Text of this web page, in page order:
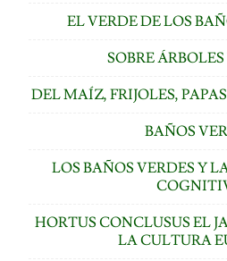
EL VERDE DE LOS
SOBRE
DEL MAÍZ, FRIJOLES,
BAÑOS
LOS BAÑOS VERDES Y
HORTUS CONCLUSUS EL
LA CULTURA